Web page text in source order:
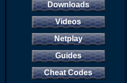
Downloads
Videos
Netplay
Guides
Cheat Codes